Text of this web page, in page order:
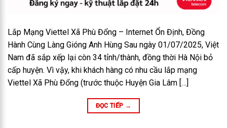
Lắp Mạng Viettel Xã Phù Đổng – Internet Ổn Định, Đồng
Hành Cùng Làng Gióng Anh Hùng Sau ngày 01/07/2025, Việt
Nam đã sắp xếp lại còn 34 tỉnh/thành, đồng thời Hà Nội bỏ
cấp huyện. Vì vậy, khi khách hàng có nhu cầu lắp mạng
Viettel Xã Phù Đổng (trước thuộc Huyện Gia Lâm […]
ĐỌC TIẾP →